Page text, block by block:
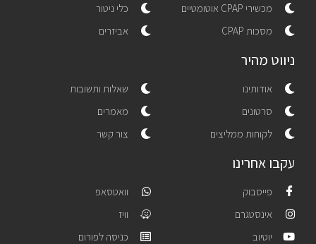
מכשירי CPAP אוטומטיים
מסכות CPAP
כלי ניטור
אביזרים
ניווט מהיר
אודותינו
סרטונים
לקוחות ממליצים
שאלות ותשובות
מאמרים
צור קשר
עקבו אחרינו
פייסבוק
אינסטגרם
יוטיוב
וואטסאפ
וויז
כניסה לפורום